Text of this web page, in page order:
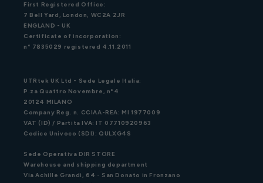
First Registered Office:
7 Bell Yard, London, WC2A 2JR
ENGLAND - UK
Certificate of incorporation:
n° 7835029 registered 4.11.2011
UTRtek UK Ltd - Sede Legale Italia:
P.za Quattro Novembre, n°4
20124 MILANO
Company Reg. n. CCIAA-REA: MI 1977009
VAT (ID) / Partita IVA: IT 07710920963
Codice Univoco (SDI): QULXG4S
Sede Operativa DIR STORE
Warehouse and shipping department
Via Achille Grandi, 64 - San Donato in Fronzano